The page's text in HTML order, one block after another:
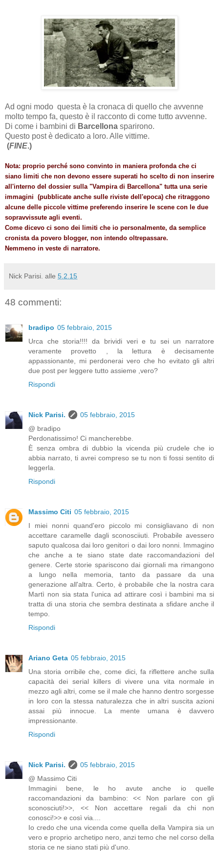
Ad ogni modo questa è la cronaca di quello che avvenne
molto tempo fa, questo è il racconto di come tutto avvenne.
Di come i bambini di Barcellona sparirono.
Questo post è dedicato a loro. Alle vittime.
(FINE.)
Nota: proprio perché sono convinto in maniera profonda che ci
siano limiti che non devono essere superati ho scelto di non inserire
all'interno del dossier sulla "Vampira di Barcellona" tutta una serie
immagini (pubblicate anche sulle riviste dell'epoca) che ritraggono
alcune delle piccole vittime preferendo inserire le scene con le due
sopravvissute agli eventi.
Come dicevo ci sono dei limiti che io personalmente, da semplice
cronista da povero blogger, non intendo oltrepassare.
Nemmeno in veste di narratore.
Nick Parisi. alle 5.2.15
48 commenti:
bradipo 05 febbraio, 2015
Urca che storia!!!! da brividi veri e tu sei un narratore
veramente provetto , la lettura è decisamente
appassionante, mi perdonerai vero che ho evitato gli altri
due post per leggere tutto assieme ,vero?
Rispondi
Nick Parisi.
05 febbraio, 2015
@ bradipo
Perdonatissimo! Ci mancherebbe.
È senza ombra di dubbio la vicenda più crudele che io
abbia narrato, ti avrei compreso se tu non ti fossi sentito di
leggerla.
Rispondi
Massimo Citi 05 febbraio, 2015
I miei nonni quand'ero piccolo mi consigliavano di non
accettare caramelle dagli sconosciiuti. Probabile avessero
saputo qualcosa dai loro genitori o dai loro nonni. Immagino
che anche a te siano state date raccomandazioni del
genere. Certe storie spariscono dai giornali ma rimangono
a lungo nella memoria, tanto da passare da una
generazione all'altra. Certo, è probabile che la nostra cara
Martì non sia stata l'unica ad attirare così i bambini ma si
tratta di una storia che sembra destinata a sfidare anche il
tempo.
Rispondi
Ariano Geta 05 febbraio, 2015
Una storia orribile che, come dici, fa riflettere anche sulla
capacità dei serial killers di vivere una vita normale in
mezzo agli altri, come se il male che hanno dentro sorgesse
in loro con la stessa naturalezza che in altri suscita azioni
assai più innocue. La mente umana è davvero
impressionante.
Rispondi
Nick Parisi.
05 febbraio, 2015
@ Massimo Citi
Immagini bene, le ho avute anche io quelle
raccomandazioni da bambino: << Non parlare con gli
sconosciuti!>>, << Non accettare regali da chi non
conosci!>> e così via....
Io credo che una vicenda come quella della Vampira sia un
vero e proprio archetipo nero, anzi temo che nel corso della
storia ce ne siano stati più d'uno.